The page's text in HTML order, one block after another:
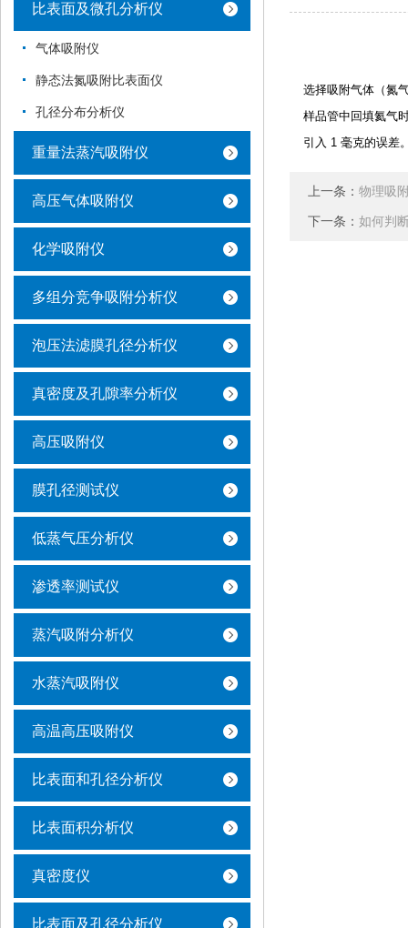
比表面及微孔分析仪
气体吸附仪
静态法氮吸附比表面仪
孔径分布分析仪
重量法蒸汽吸附仪
高压气体吸附仪
化学吸附仪
多组分竞争吸附分析仪
泡压法滤膜孔径分析仪
真密度及孔隙率分析仪
高压吸附仪
膜孔径测试仪
低蒸气压分析仪
渗透率测试仪
蒸汽吸附分析仪
水蒸汽吸附仪
高温高压吸附仪
比表面和孔径分析仪
比表面积分析仪
真密度仪
比表面及孔径分析仪
选择吸附气体（氮
样品管中回填氦气
引入 1 毫克的误差
上一条： 物理吸
下一条： 如何判